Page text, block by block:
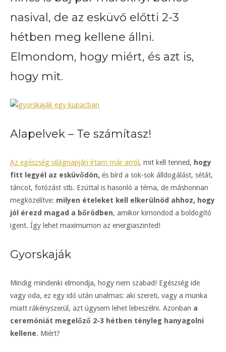
nasival, de az esküvő előtti 2-3
hétben meg kellene állni.
Elmondom, hogy miért, és azt is,
hogy mit.
Alapelvek – Te számítasz!
Az egészség világnapján írtam már arról , mit kell tenned, hogy
fitt legyél az esküvődön, és bírd a sok-sok álldogálást, sétát,
táncot, fotózást stb. Ezúttal is hasonló a téma, de máshonnan
megközelítve: milyen ételeket kell elkerülnöd ahhoz, hogy
jól érezd magad a bőrödben, amikor kimondod a boldogító
igent. Így lehet maximumon az energiaszinted!
Gyorskaják
Mindig mindenki elmondja, hogy nem szabad! Egészség ide
vagy oda, ez egy idő után unalmas: aki szereti, vagy a munka
miatt rákényszerül, azt úgysem lehet lebeszélni. Azonban a
ceremóniát megelőző 2-3 hétben tényleg hanyagolni
kellene. Miért?